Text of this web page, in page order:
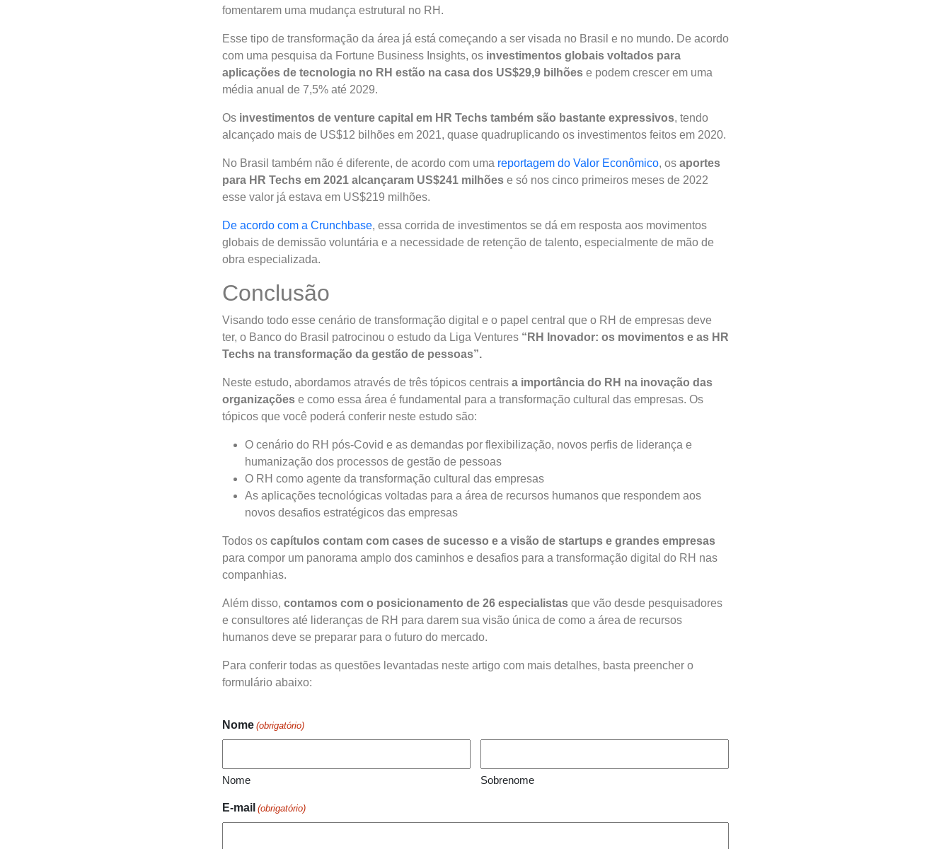
fomentarem uma mudança estrutural no RH.
Esse tipo de transformação da área já está começando a ser visada no Brasil e no mundo. De acordo
com uma pesquisa da Fortune Business Insights, os investimentos globais voltados para
aplicações de tecnologia no RH estão na casa dos US$29,9 bilhões e podem crescer em uma
média anual de 7,5% até 2029.
Os investimentos de venture capital em HR Techs também são bastante expressivos, tendo
alcançado mais de US$12 bilhões em 2021, quase quadruplicando os investimentos feitos em 2020.
No Brasil também não é diferente, de acordo com uma reportagem do Valor Econômico, os aportes
para HR Techs em 2021 alcançaram US$241 milhões e só nos cinco primeiros meses de 2022
esse valor já estava em US$219 milhões.
De acordo com a Crunchbase, essa corrida de investimentos se dá em resposta aos movimentos
globais de demissão voluntária e a necessidade de retenção de talento, especialmente de mão de
obra especializada.
Conclusão
Visando todo esse cenário de transformação digital e o papel central que o RH de empresas deve
ter, o Banco do Brasil patrocinou o estudo da Liga Ventures “RH Inovador: os movimentos e as HR
Techs na transformação da gestão de pessoas”.
Neste estudo, abordamos através de três tópicos centrais a importância do RH na inovação das
organizações e como essa área é fundamental para a transformação cultural das empresas. Os
tópicos que você poderá conferir neste estudo são:
O cenário do RH pós-Covid e as demandas por flexibilização, novos perfis de liderança e
humanização dos processos de gestão de pessoas
O RH como agente da transformação cultural das empresas
As aplicações tecnológicas voltadas para a área de recursos humanos que respondem aos
novos desafios estratégicos das empresas
Todos os capítulos contam com cases de sucesso e a visão de startups e grandes empresas
para compor um panorama amplo dos caminhos e desafios para a transformação digital do RH nas
companhias.
Além disso, contamos com o posicionamento de 26 especialistas que vão desde pesquisadores
e consultores até lideranças de RH para darem sua visão única de como a área de recursos
humanos deve se preparar para o futuro do mercado.
Para conferir todas as questões levantadas neste artigo com mais detalhes, basta preencher o
formulário abaixo:
Nome (obrigatório)
Nome Sobrenome
E-mail (obrigatório)